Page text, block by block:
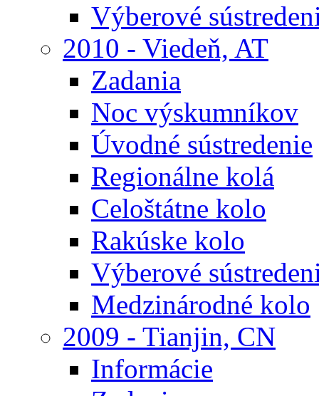
Výberové
2010 - Viedeň, AT
Zadania
Noc výskumníkov
Úvodné sústredenie
Regionálne kolá
Celoštátne kolo
Rakúske kolo
Výberové
Medzinárodné kolo
2009 - Tianjin, CN
Informácie